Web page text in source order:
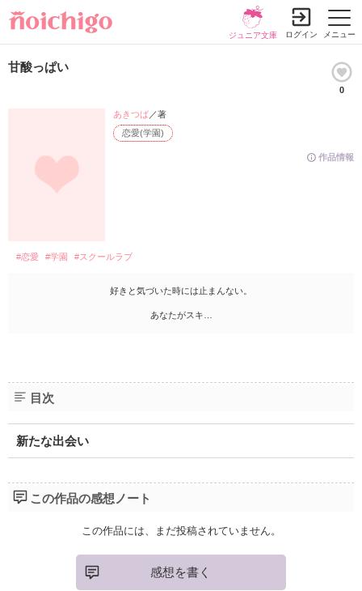
メニュー
ジュニア文庫 ログイン
甘酸っぱい
0
作品情報
恋愛(学園)
あきつば／著
#恋愛 #学園 #スクールラブ
好きと気づいた時には止まんない。
あなたがスキ…
目次
新たな出会い
この作品の感想ノート
この作品には、まだ投稿されていません。
感想を書く